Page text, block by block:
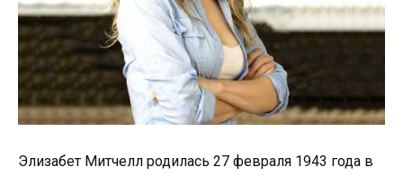
Элизабет Митчелл родилась 27 февраля 1943 года в